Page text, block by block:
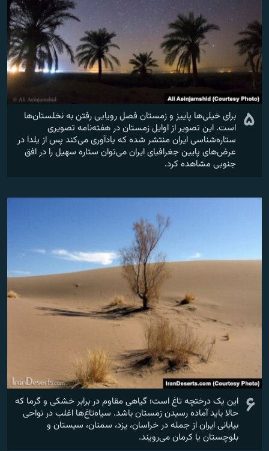
۵ برای خیلی‌ها پاییز و زمستان فصل رویایی رفتن به نخلستان‌ها
است. این تصویر از اوایل زمستان در هفته‌نامه تصویری
ستاره‌شناسی ایران منتشر شده که یادآوری می‌کند پس از یلدا در
عرض‌های پایین جغرافیای ایران می‌توان ستاره سهیل را در افق
جنوبی مشاهده کرد.
۶ این یک درختچه تاغ است؛ گیاهی مقاوم در برابر خشکی و گرما که
حالا باید آماده رسیدن زمستان باشد. سیاه‌تاغ‌ها اغلب در نواحی
بیابانی ایران از جمله در خراسان، یزد، سمنان، سیستان و
بلوچستان یا کرمان می‌رویند.